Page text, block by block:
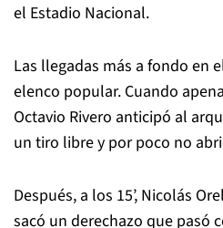
el Estadio Nacional.
Las llegadas más a fondo en
elenco popular. Cuando
Octavio Rivero anticipó al
un tiro libre y por poco no
Después, a los 15’, Nicolás
sacó un derechazo que pasó